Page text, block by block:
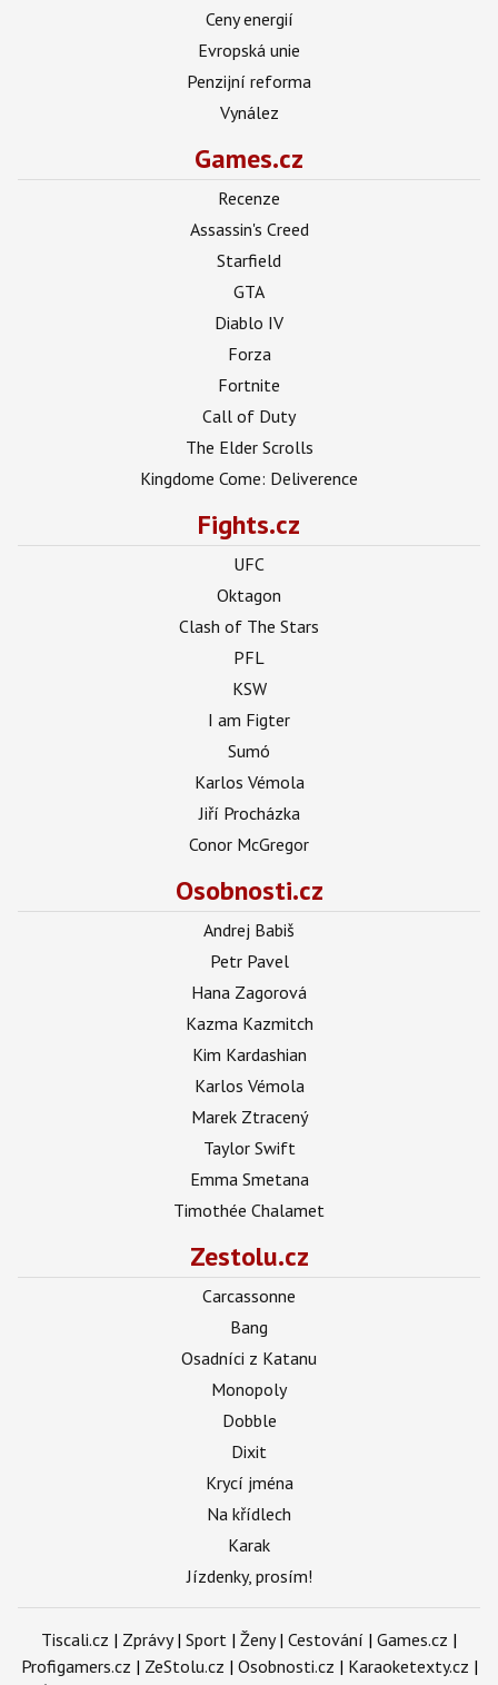
Ceny energií
Evropská unie
Penzijní reforma
Vynález
Games.cz
Recenze
Assassin's Creed
Starfield
GTA
Diablo IV
Forza
Fortnite
Call of Duty
The Elder Scrolls
Kingdome Come: Deliverence
Fights.cz
UFC
Oktagon
Clash of The Stars
PFL
KSW
I am Figter
Sumó
Karlos Vémola
Jiří Procházka
Conor McGregor
Osobnosti.cz
Andrej Babiš
Petr Pavel
Hana Zagorová
Kazma Kazmitch
Kim Kardashian
Karlos Vémola
Marek Ztracený
Taylor Swift
Emma Smetana
Timothée Chalamet
Zestolu.cz
Carcassonne
Bang
Osadníci z Katanu
Monopoly
Dobble
Dixit
Krycí jména
Na křídlech
Karak
Jízdenky, prosím!
Tiscali.cz | Zprávy| Sport | Ženy| Cestování | Games.cz |
Profigamers.cz | ZeStolu.cz | Osobnosti.cz | Karaoketexty.cz |